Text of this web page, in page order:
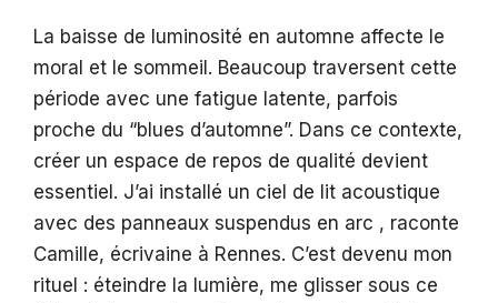
La baisse de luminosité en automne affecte le
moral et le sommeil. Beaucoup traversent cette
période avec une fatigue latente, parfois
proche du “blues d’automne”. Dans ce contexte,
créer un espace de repos de qualité devient
essentiel. J’ai installé un ciel de lit acoustique
avec des panneaux suspendus en arc , raconte
Camille, écrivaine à Rennes. C’est devenu mon
rituel : éteindre la lumière, me glisser sous ce